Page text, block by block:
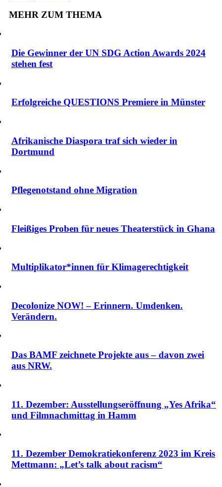
MEHR ZUM THEMA
Die Gewinner der UN SDG Action Awards 2024
stehen fest
Erfolgreiche QUESTIONS Premiere in Münster
Afrikanische Diaspora traf sich wieder in
Dortmund
Pflegenotstand ohne Migration
Fleißiges Proben für neues Theaterstück in Ghana
Multiplikator*innen für Klimagerechtigkeit
Decolonize NOW! – Erinnern. Umdenken.
Verändern.
Das BAMF zeichnete Projekte aus – davon zwei
aus NRW.
11. Dezember: Ausstellungseröffnung „Yes Afrika“
und Filmnachmittag in Hamm
11. Dezember Demokratiekonferenz 2023 im Kreis
Mettmann: „Let’s talk about racism“